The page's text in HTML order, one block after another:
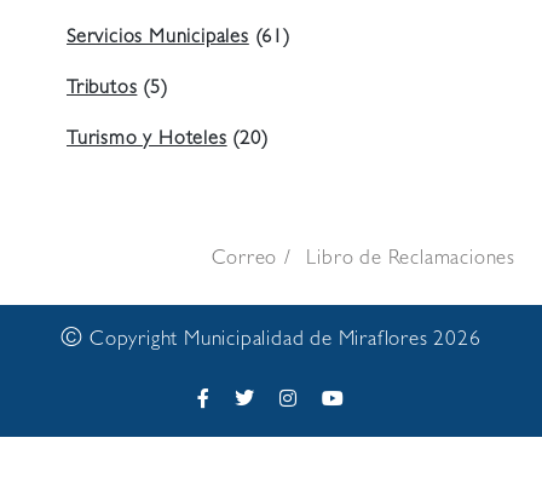
Servicios Municipales(61)
Tributos(5)
Turismo y Hoteles(20)
Correo Libro de Reclamaciones
© Copyright Municipalidad de Miraflores 2026